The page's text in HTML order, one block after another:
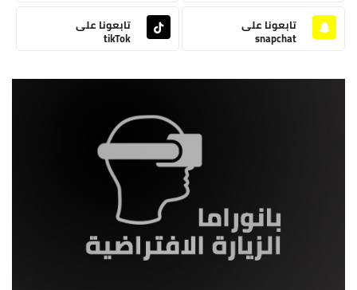
تابعونا على
snapchat
تابعونا على
tikTok